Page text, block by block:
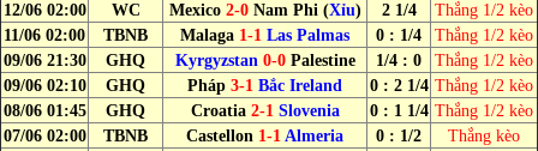
12/06 02:00 WC Mexico 2-0 Nam Phi (Xỉu) 2 1/4
Thắng 1/2 kèo
11/06 02:00
TBNB Malaga 1-1 Las Palmas 0 : 1/4
Thắng 1/2 kèo
09/06 21:30
GHQ Kyrgyzstan 0-0Palestine 1/4 : 0
Thắng 1/2 kèo
09/06 02:10
GHQ Pháp 3-1 Bắc Ireland 0 : 2 1/4 Thắng 1/2 kèo
08/06 01:45
GHQ Croatia2-1 Slovenia 0 : 1 1/4 Thắng 1/2 kèo
07/06 02:00
TBNB Castellon 1-1 Almeria 0 : 1/2
Thắng kèo